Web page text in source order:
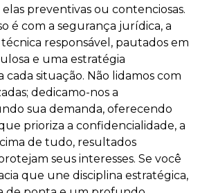
preventivas ou contenciosas.
é com a segurança jurídica, a
responsável, pautados em
e uma estratégia
cada situação. Não lidamos com
dedicamo-nos a
sua demanda, oferecendo
prioriza a confidencialidade, a
de tudo, resultados
seus interesses. Se você
que une disciplina estratégica,